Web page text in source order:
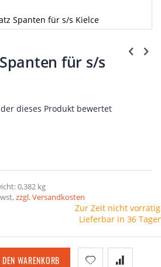
Spanten für s/s Kielce
für s/s
dieses Produkt bewertet
0,382 kg
zzgl. Versandkosten
Zur Zeit nicht
Lieferbar in 36
DEN WARENKORB